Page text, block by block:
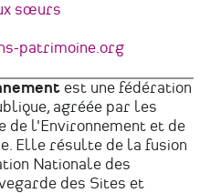
sœurs
patrimoine.org
est une fédération
agréée par les
de l'Environnement et de
Elle résulte de la fusion
Nationale des
des Sites et